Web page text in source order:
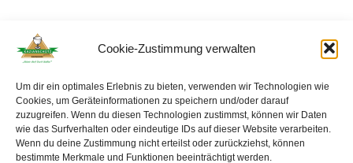
Cookie-Zustimmung verwalten
Um dir ein optimales Erlebnis zu bieten, verwenden wir Technologien wie
Cookies, um Geräteinformationen zu speichern und/oder darauf
zuzugreifen. Wenn du diesen Technologien zustimmst, können wir Daten
wie das Surfverhalten oder eindeutige IDs auf dieser Website verarbeiten.
Wenn du deine Zustimmung nicht erteilst oder zurückziehst, können
bestimmte Merkmale und Funktionen beeinträchtigt werden.
GETRÄNKE KAZIANSCHÜTZ GMBH | KÄLBERWEIDE 6 | A-7111
PARNDORF | TELEFON 02166-2244 | FAX 02166-2244-23
OFFICE@KAZIANSCHUETZ.AT |WWW.KAZIANSCHUETZ.AT
KONTAKT